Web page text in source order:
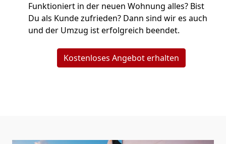
Funktioniert in der neuen Wohnung alles? Bist
Du als Kunde zufrieden? Dann sind wir es auch
und der Umzug ist erfolgreich beendet.
Kostenloses Angebot erhalten